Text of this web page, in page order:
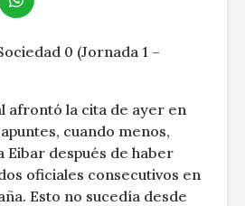
0 (Jornada 1 –
afrontó la cita de ayer en
cuando menos,
Eibar después de haber
oficiales consecutivos en
Esto no sucedía desde